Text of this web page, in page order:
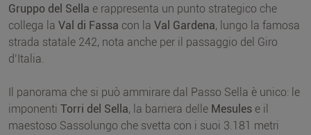
Gruppo del Sella e rappresenta un punto strategico che
collega la Val di Fassa con la Val Gardena, lungo la famosa
strada statale 242, nota anche per il passaggio del Giro
d’Italia.
Il panorama che si può ammirare dal Passo Sella è unico: le
imponenti Torri del Sella, la barriera delle Mesules e il
maestoso Sassolungo che svetta con i suoi 3.181 metri